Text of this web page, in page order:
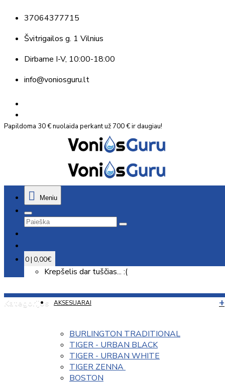
37064377715
Švitrigailos g. 1 Vilnius
Dirbame I-V, 10:00-18:00
info@voniosguru.lt
Papildoma 30 € nuolaida perkant už 700 € ir daugiau!
Meniu
0 | 0,00€
Krepšelis dar tuščias... :(
Kategorijos AKSESUARAI
BURLINGTON TRADITIONAL
TIGER - URBAN BLACK
TIGER - URBAN WHITE
TIGER ZENNA
BOSTON